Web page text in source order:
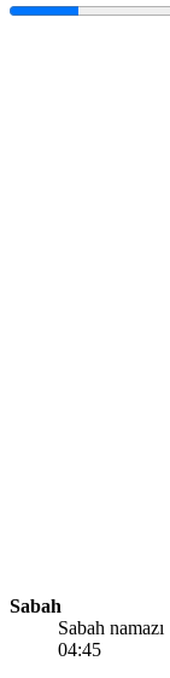
Sabah
Sabah namazı
04:45